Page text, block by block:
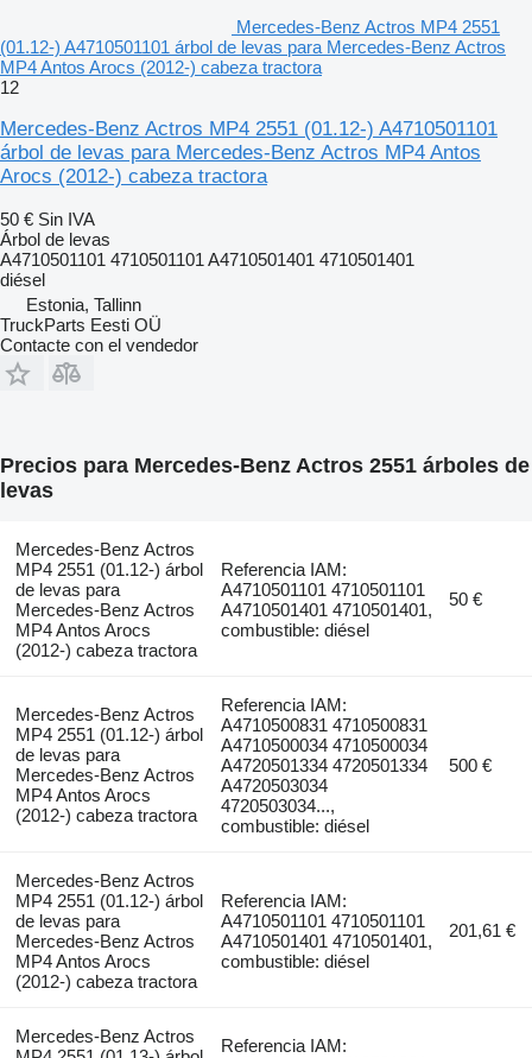
Mercedes-Benz Actros MP4 2551
(01.12-) A4710501101 árbol de levas para Mercedes-Benz Actros
MP4 Antos Arocs (2012-) cabeza tractora
12
Mercedes-Benz Actros MP4 2551 (01.12-) A4710501101
árbol de levas para Mercedes-Benz Actros MP4 Antos
Arocs (2012-) cabeza tractora
50 € Sin IVA
Árbol de levas
A4710501101 4710501101 A4710501401 4710501401
diésel
Estonia, Tallinn
TruckParts Eesti OÜ
Contacte con el vendedor
Precios para Mercedes-Benz Actros 2551 árboles de
levas
Mercedes-Benz Actros
MP4 2551 (01.12-) árbol
de levas para
Mercedes-Benz Actros
MP4 Antos Arocs
(2012-) cabeza tractora
Referencia IAM:
A4710501101 4710501101
A4710501401 4710501401,
combustible: diésel
50 €
Mercedes-Benz Actros
MP4 2551 (01.12-) árbol
de levas para
Mercedes-Benz Actros
MP4 Antos Arocs
(2012-) cabeza tractora
Referencia IAM:
A4710500831 4710500831
A4710500034 4710500034
A4720501334 4720501334
A4720503034
4720503034...,
combustible: diésel
500 €
Mercedes-Benz Actros
MP4 2551 (01.12-) árbol
de levas para
Mercedes-Benz Actros
MP4 Antos Arocs
(2012-) cabeza tractora
Referencia IAM:
A4710501101 4710501101
A4710501401 4710501401,
combustible: diésel
201,61 €
Mercedes-Benz Actros
Referencia IAM: